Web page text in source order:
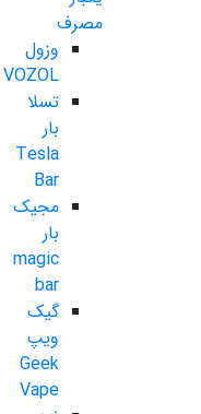
مصرف
وزول
VOZOL
تسلا
بار
Tesla
Bar
مجیک
بار
magic
bar
گیک
ویپ
Geek
Vape